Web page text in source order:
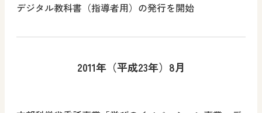
デジタル教科書（指導者用）の発行を開始
2011年（平成23年）8月